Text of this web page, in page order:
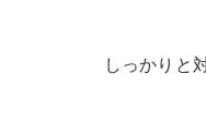
しっかりと